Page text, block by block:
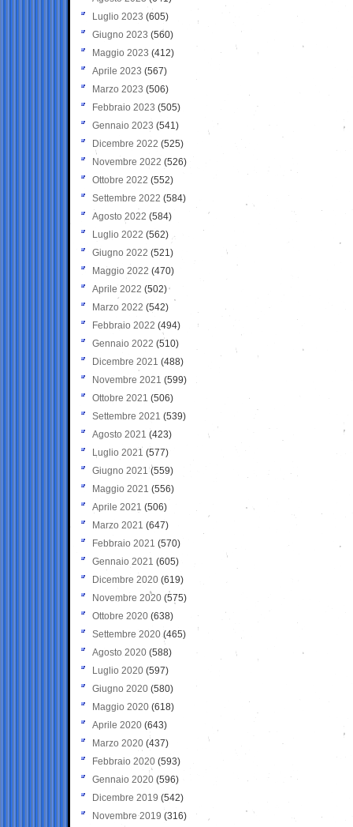
Luglio 2023 (605)
Giugno 2023 (560)
Maggio 2023 (412)
Aprile 2023 (567)
Marzo 2023 (506)
Febbraio 2023 (505)
Gennaio 2023 (541)
Dicembre 2022 (525)
Novembre 2022 (526)
Ottobre 2022 (552)
Settembre 2022 (584)
Agosto 2022 (584)
Luglio 2022 (562)
Giugno 2022 (521)
Maggio 2022 (470)
Aprile 2022 (502)
Marzo 2022 (542)
Febbraio 2022 (494)
Gennaio 2022 (510)
Dicembre 2021 (488)
Novembre 2021 (599)
Ottobre 2021 (506)
Settembre 2021 (539)
Agosto 2021 (423)
Luglio 2021 (577)
Giugno 2021(559)
Maggio 2021 (556)
Aprile 2021 (506)
Marzo 2021 (647)
Febbraio 2021 (570)
Gennaio 2021 (605)
Dicembre 2020 (619)
Novembre 2020 (575)
Ottobre 2020 (638)
Settembre 2020(465)
Agosto 2020 (588)
Luglio 2020 (597)
Giugno 2020 (580)
Maggio 2020 (618)
Aprile 2020 (643)
Marzo 2020 (437)
Febbraio 2020 (593)
Gennaio 2020 (596)
Dicembre 2019 (542)
Novembre 2019 (316)